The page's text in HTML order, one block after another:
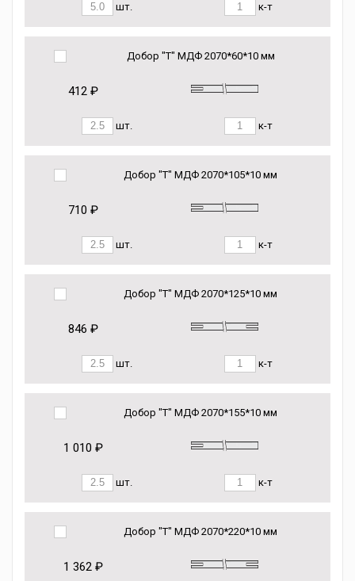
шт. к-т
Добор "Т" МДФ 2070*60*10 мм
412 ₽
шт. к-т
Добор "Т" МДФ 2070*105*10 мм
710 ₽
шт. к-т
Добор "Т" МДФ 2070*125*10 мм
846 ₽
шт. к-т
Добор "Т" МДФ 2070*155*10 мм
1 010 ₽
шт. к-т
Добор "Т" МДФ 2070*220*10 мм
1 362 ₽